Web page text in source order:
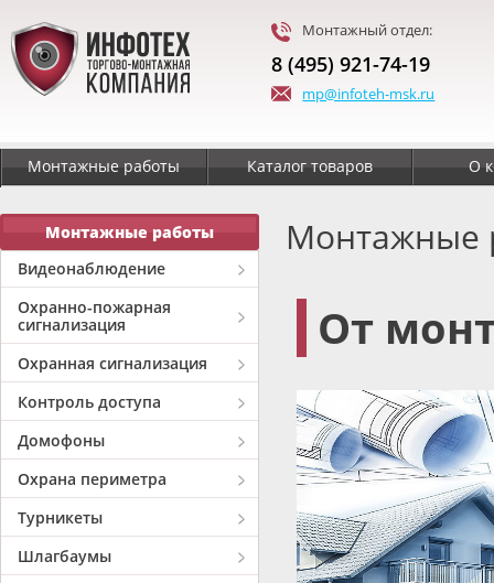
Монтажный отдел:
8 (495) 921-74-19
mp@infoteh-msk.ru
Монтажные работы Каталог товаров О
Монтажные работы
Видеонаблюдение
Охранно-пожарная
сигнализация
Охранная сигнализация
Контроль доступа
Домофоны
Охрана периметра
Турникеты
Шлагбаумы
Монтажные
От